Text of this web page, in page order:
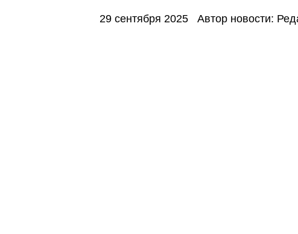
29 сентября 2025 Автор новости: